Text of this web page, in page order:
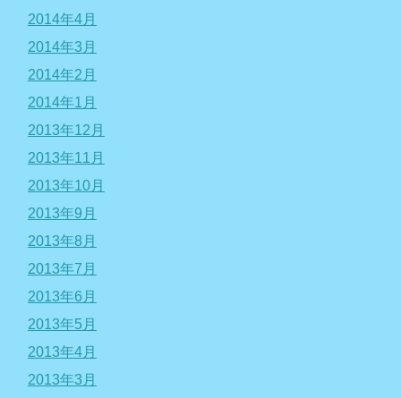
2014年4月
2014年3月
2014年2月
2014年1月
2013年12月
2013年11月
2013年10月
2013年9月
2013年8月
2013年7月
2013年6月
2013年5月
2013年4月
2013年3月